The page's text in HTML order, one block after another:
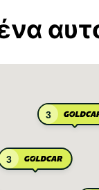
3
3